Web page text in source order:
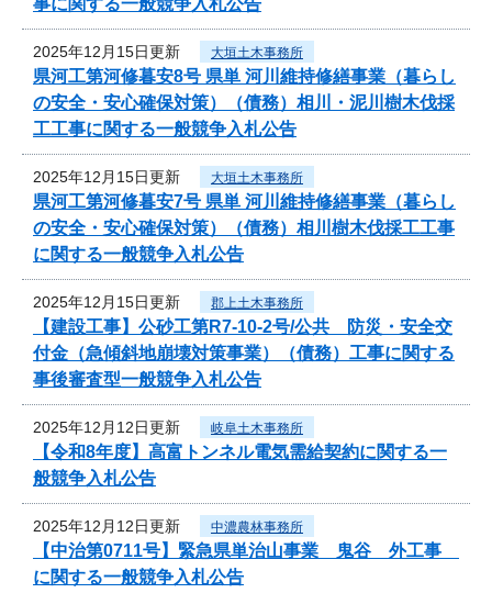
2025年12月15日更新 大垣土木事務所
県河工第河修暮安8号 県単 河川維持修繕事業（暮らし
の安全・安心確保対策）（債務）相川・泥川樹木伐採
工工事に関する一般競争入札公告
2025年12月15日更新 大垣土木事務所
県河工第河修暮安7号 県単 河川維持修繕事業（暮らし
の安全・安心確保対策）（債務）相川樹木伐採工工事
に関する一般競争入札公告
2025年12月15日更新 郡上土木事務所
【建設工事】公砂工第R7-10-2号/公共 防災・安全交
付金（急傾斜地崩壊対策事業）（債務）工事に関する
事後審査型一般競争入札公告
2025年12月12日更新 岐阜土木事務所
【令和8年度】高富トンネル電気需給契約に関する一
般競争入札公告
2025年12月12日更新 中濃農林事務所
【中治第0711号】緊急県単治山事業 鬼谷 外工事
に関する一般競争入札公告